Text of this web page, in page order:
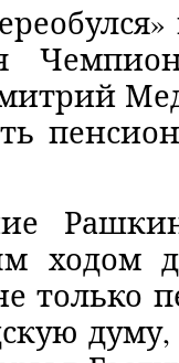
ходом
только